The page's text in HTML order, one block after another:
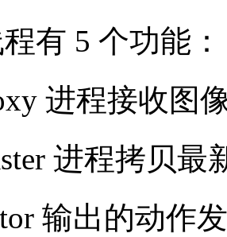
有 5 个功能：
进程接收图
进程拷贝最
输出的动作